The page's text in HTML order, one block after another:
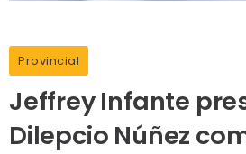
Provincial
Jeffrey Infante
Dilepcio Núñez